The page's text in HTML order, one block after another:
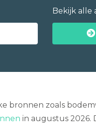
Bekijk alle
zoals
in augustus 2026.